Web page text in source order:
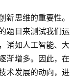
新思维的重要性。
题目来测试我们运
诸如人工智能、大
渐增多。因此，在
术发展的动向，进